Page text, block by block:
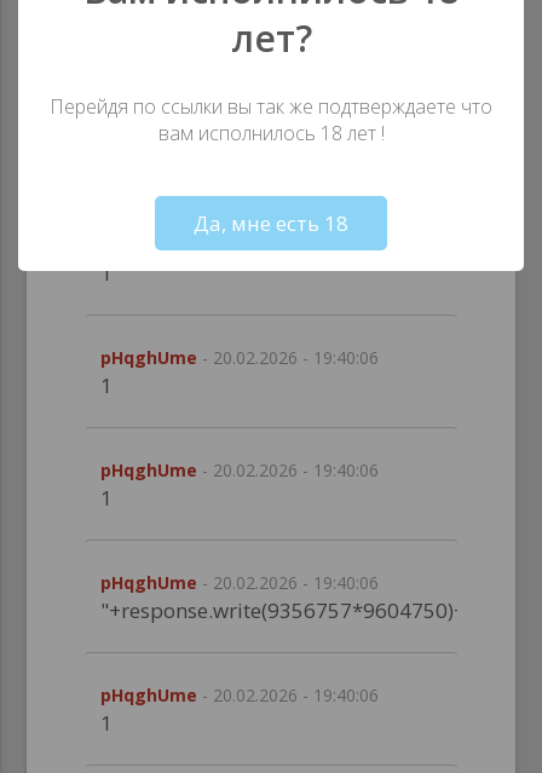
'+response.write(9356757*9604750)+'
pHqghUme - 20.02.2026 - 19:40:06
pHqghUme
1
pHqghUme - 20.02.2026 - 19:40:06
1
pHqghUme - 20.02.2026 - 19:40:06
1
pHqghUme - 20.02.2026 - 19:40:06
"+response.write(9356757*9604750)+"
pHqghUme - 20.02.2026 - 19:40:06
1
лет?
Перейдя по ссылки вы так же подтверждаете что
вам исполнилось 18 лет !
Да, мне есть 18